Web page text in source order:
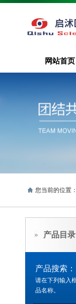
网站首页
您当前的位置
产品目录
产品搜索：
请在下列输入
品名称。